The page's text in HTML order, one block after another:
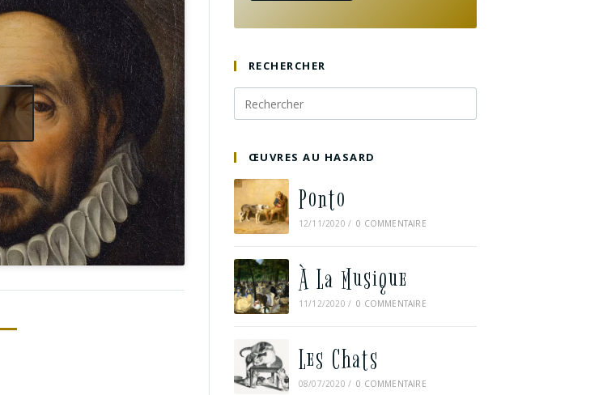
RECHERCHER
ŒUVRES AU HASARD
Ponto
12/11/2020 / 0 COMMENTAIRE
À La Musique
11/12/2020 / 0 COMMENTAIRE
Les Chats
08/07/2020 / 0 COMMENTAIRE